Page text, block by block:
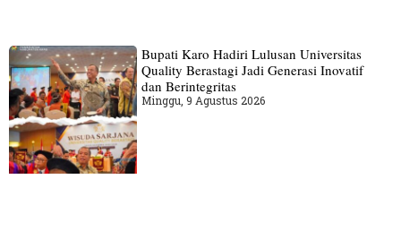
Bupati Karo Hadiri Lulusan Universitas
Quality Berastagi Jadi Generasi Inovatif
dan Berintegritas
Minggu, 9 Agustus 2026